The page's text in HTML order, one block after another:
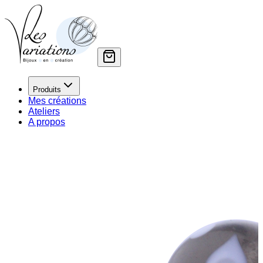
Produits
Mes créations
Ateliers
A propos